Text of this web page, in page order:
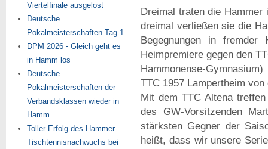
Dreimal traten die Hammer
dreimal verließen sie die
Begegnungen in
Heimpremiere gegen den
Hammonense-
TTC 1957 Lampertheim
Mit dem TTC Altena
des GW-Vorsitzenden
stärksten Gegner der
heißt, dass wir unsere
Viertelfinale ausgelost
Deutsche
Pokalmeisterschaften Tag 1
DPM 2026 - Gleich geht es
in Hamm los
Deutsche
Pokalmeisterschaften der
Verbandsklassen wieder in
Hamm
Toller Erfolg des Hammer
Tischtennisnachwuchs bei